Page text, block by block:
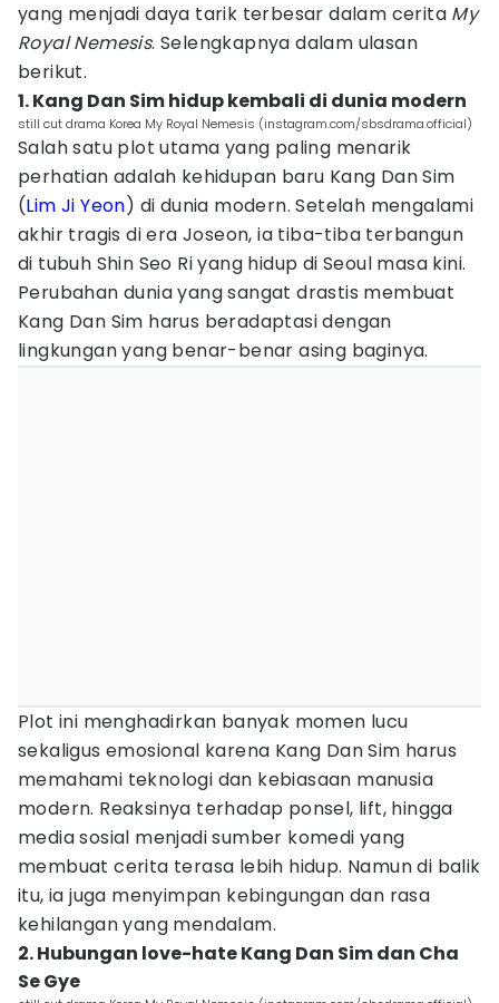
yang menjadi daya tarik terbesar dalam cerita My
Royal Nemesis. Selengkapnya dalam ulasan
berikut.
1. Kang Dan Sim hidup kembali di dunia modern
still cut drama Korea My Royal Nemesis (instagram.com/sbsdrama.official)
Salah satu plot utama yang paling menarik
perhatian adalah kehidupan baru Kang Dan Sim
(Lim Ji Yeon) di dunia modern. Setelah mengalami
akhir tragis di era Joseon, ia tiba-tiba terbangun
di tubuh Shin Seo Ri yang hidup di Seoul masa kini.
Perubahan dunia yang sangat drastis membuat
Kang Dan Sim harus beradaptasi dengan
lingkungan yang benar-benar asing baginya.
Plot ini menghadirkan banyak momen lucu
sekaligus emosional karena Kang Dan Sim harus
memahami teknologi dan kebiasaan manusia
modern. Reaksinya terhadap ponsel, lift, hingga
media sosial menjadi sumber komedi yang
membuat cerita terasa lebih hidup. Namun di balik
itu, ia juga menyimpan kebingungan dan rasa
kehilangan yang mendalam.
2. Hubungan love-hate Kang Dan Sim dan Cha
Se Gye